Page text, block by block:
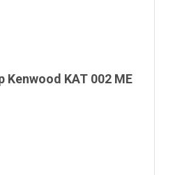
KAT 002 ME